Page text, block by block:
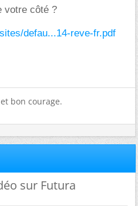
votre côté ?
defau...14-reve-fr.pdf
bon courage.
sur Futura